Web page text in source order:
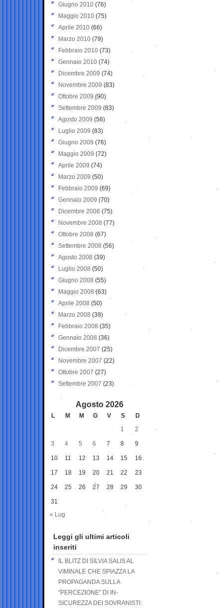
Giugno 2010 (76)
Maggio 2010 (75)
Aprile 2010 (66)
Marzo 2010 (79)
Febbraio 2010 (73)
Gennaio 2010 (74)
Dicembre 2009 (74)
Novembre 2009 (83)
Ottobre 2009 (90)
Settembre 2009 (83)
Agosto 2009 (56)
Luglio 2009 (83)
Giugno 2009 (76)
Maggio 2009 (72)
Aprile 2009 (74)
Marzo 2009 (50)
Febbraio 2009 (69)
Gennaio 2009 (70)
Dicembre 2008 (75)
Novembre 2008 (77)
Ottobre 2008 (67)
Settembre 2008 (56)
Agosto 2008 (39)
Luglio 2008 (50)
Giugno 2008 (55)
Maggio 2008(63)
Aprile 2008 (50)
Marzo 2008 (39)
Febbraio 2008 (35)
Gennaio 2008 (36)
Dicembre 2007 (25)
Novembre 2007 (22)
Ottobre 2007 (27)
Settembre 2007 (23)
Agosto 2026
L M M G V S
D
1
2
3 4 5 6 7 8 9
10 11 12 13 14 15 16
17 18 19 20 21 22 23
24 25 26 27 28 29 30
31
« Lug
Leggi gli ultimi articoli
inseriti
IL BLITZ DI SILVIA SALIS AL
VIMINALE CHE SPIAZZA LA
PROPAGANDA SULLA
“PERCEZIONE” DI IN-
SICUREZZA DEI SOVRANISTI: